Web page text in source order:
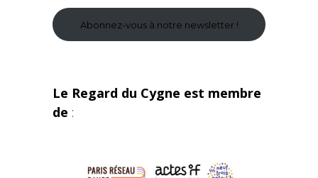
Abonnez-vous à notre newsletter !
Le Regard du Cygne est membre
de :